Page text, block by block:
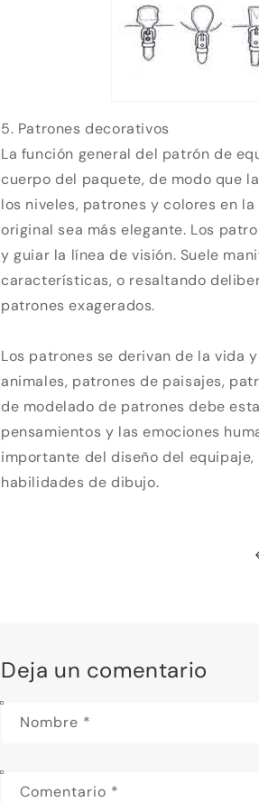
5. Patrones decorativos
La función general del patrón de
cuerpo del paquete, de modo que
los niveles, patrones y colores en
original sea más elegante. Los
y guiar la línea de visión. Suele
características, o resaltando
patrones exagerados.
Los patrones se derivan de la vida
animales, patrones de paisajes,
de modelado de patrones debe
pensamientos y las emociones
importante del diseño del
habilidades de dibujo.
Deja un comentario
Nombre *
Comentario *